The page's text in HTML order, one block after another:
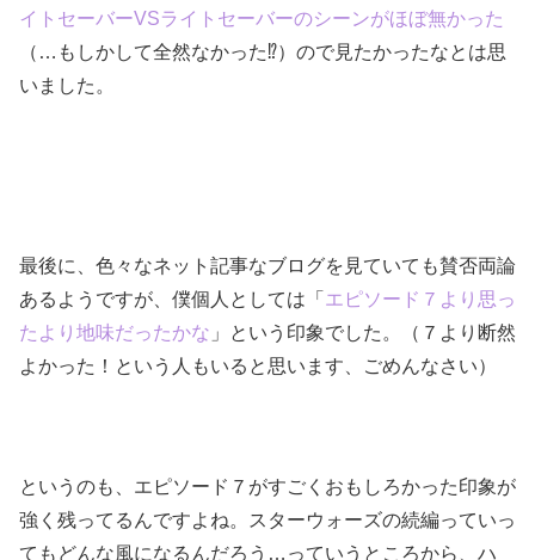
イトセーバーVSライトセーバーのシーンがほぼ無かった
（…もしかして全然なかった⁉）ので見たかったなとは思
いました。
最後に、色々なネット記事なブログを見ていても賛否両論
あるようですが、僕個人としては「 エピソード７より思っ
たより地味だったかな 」という印象でした。（７より断然
よかった！という人もいると思います、ごめんなさい）
というのも、エピソード７がすごくおもしろかった印象が
強く残ってるんですよね。スターウォーズの続編っていっ
てもどんな風になるんだろう…っていうところから、ハ